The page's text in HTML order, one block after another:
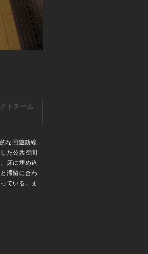
トチーム
な回遊動線
た公共空間
床に埋め込
滞留に合わ
ている。ま